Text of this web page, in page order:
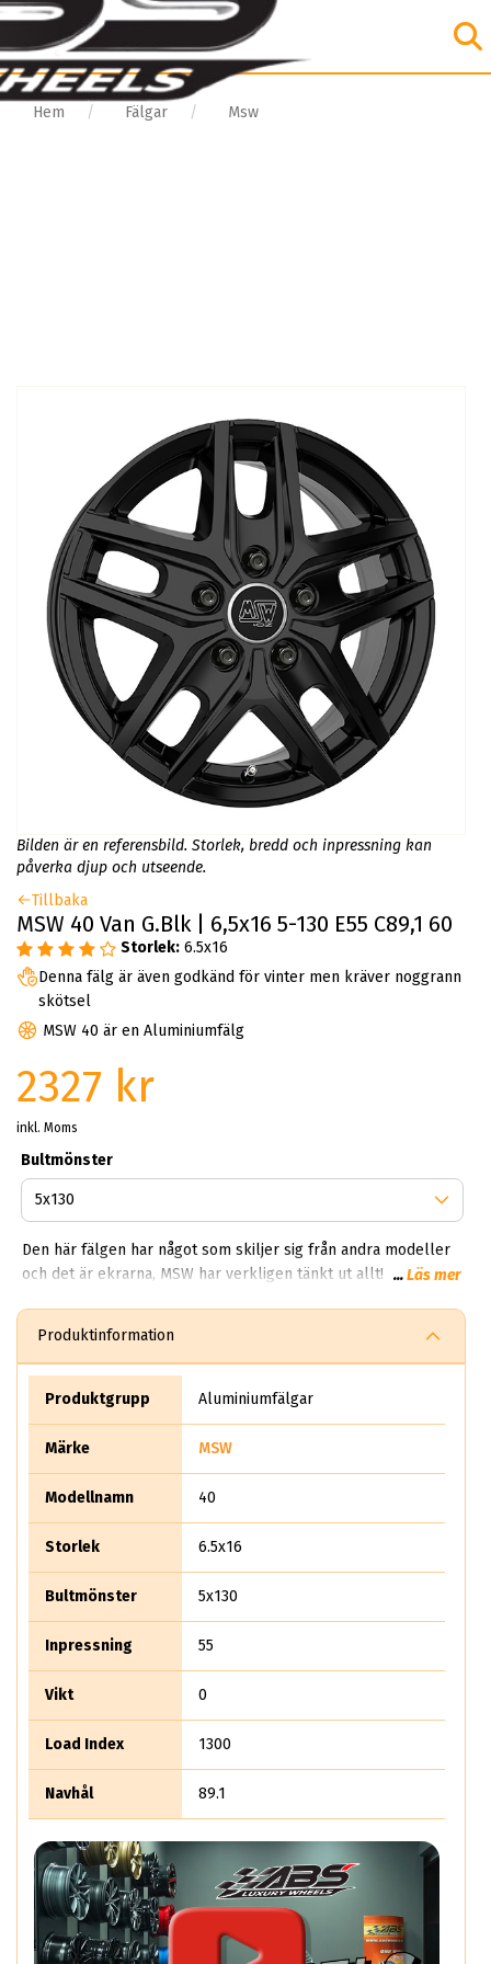
Hem Fälgar Msw
Bilden är en referensbild. Storlek, bredd och inpressning kan
påverka djup och utseende.
Tillbaka
MSW 40 Van G.Blk | 6,5x16 5-130 E55 C89,1 60
Storlek: 6.5x16
Denna fälg är även godkänd för vinter men kräver noggrann
skötsel
MSW 40 är en Aluminiumfälg
2327 kr
inkl. Moms
Bultmönster
Den här fälgen har något som skiljer sig från andra modeller
och det är ekrarna, MSW har verkligen tänkt ut allt! Msw olika
dessa är båda i mattgrått. Gillar du inte mattsvarta eller ljusa
fälgar? Då är MSW något för dig. OBS Serien finns från nr 27 -
uppåt till X4.
...Läs mer
Produktinformation
Produktgrupp Aluminiumfälgar
Märke MSW
Modellnamn 40
Storlek 6.5x16
Bultmönster 5x130
Inpressning 55
Vikt 0
Load Index 1300
Navhål 89.1